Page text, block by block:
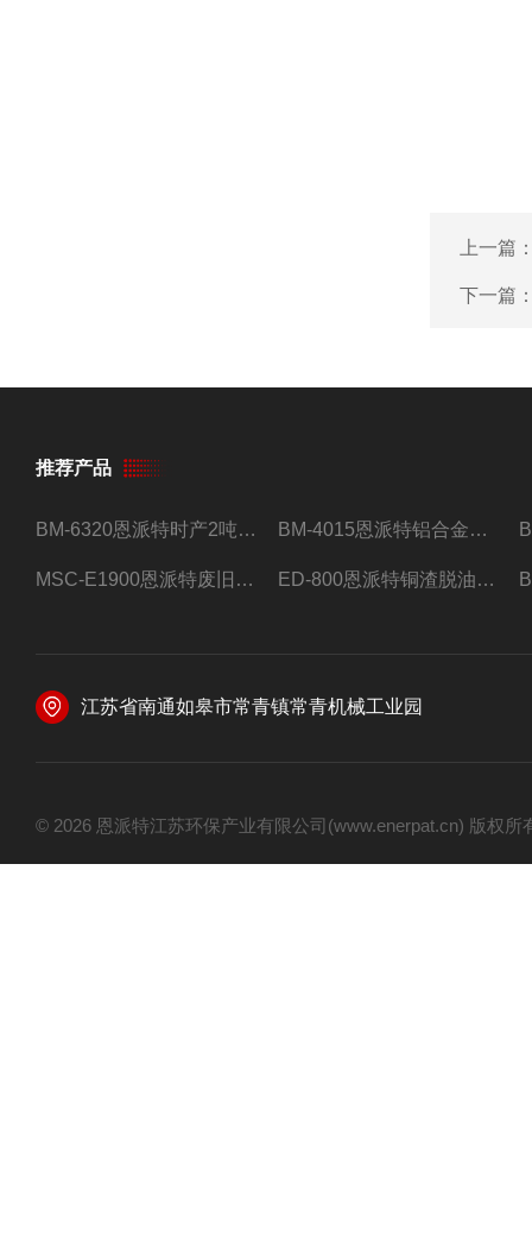
上一篇
下一篇
推荐产品
BM-6320恩派特时产2吨合金钢屑压饼机 BM-4015恩派特铝合金屑压饼机 脱油效果好
MSC-E1900恩派特废旧锂电池极片破碎处理设备 ED-800恩派特铜渣脱油机废铜屑铝屑甩油机
江苏省南通如皋市常青镇常青机械工业园
© 2026 恩派特江苏环保产业有限公司(www.enerpat.cn) 版权